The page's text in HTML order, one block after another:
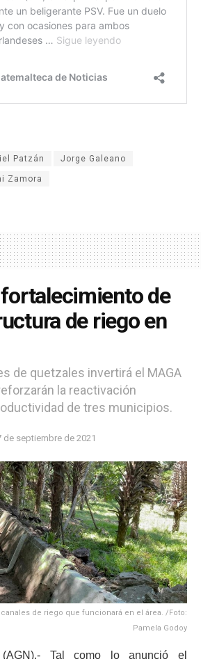
Patzán Jorge Galeano
Zamora
de
de riego en
de quetzales invertirá el MAGA
la reactivación
de tres municipios.
de septiembre de 2021
de riego que funcionará en el área. /Foto:
Pamela Godoy
Tal como lo anunció el